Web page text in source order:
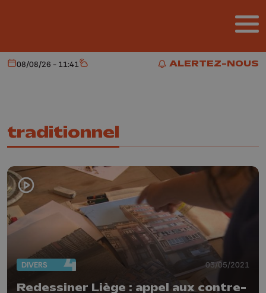
ALERTEZ-NOUS
ALERTEZ-NOUS
Aujourd'hui
08/08/26 - 11:41 Météo
traditionnel
DIVERS 03/05/2021
Redessiner Liège : appel aux contre-